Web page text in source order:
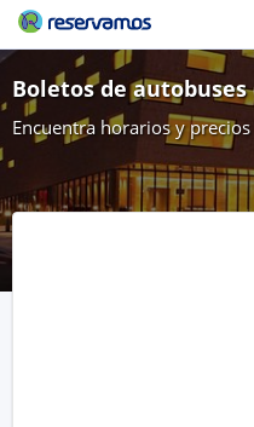
Boletos de autobuses
Encuentra horarios y